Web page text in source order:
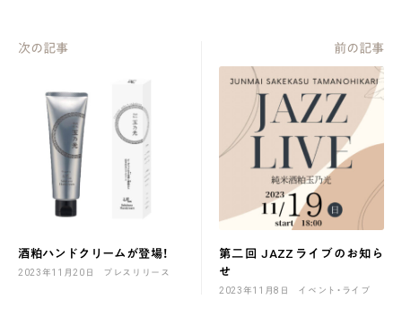
次の記事
酒粕ハンドクリームが登場！
2023年11月20日 プレスリリース
前の記事
第二回 JAZZライブのお知ら
せ
2023年11月8日 イベント・ライブ